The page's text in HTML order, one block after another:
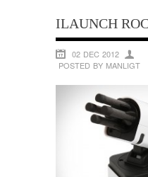
ILAUNCH
02 DEC 2012
POSTED BY MANLIGT